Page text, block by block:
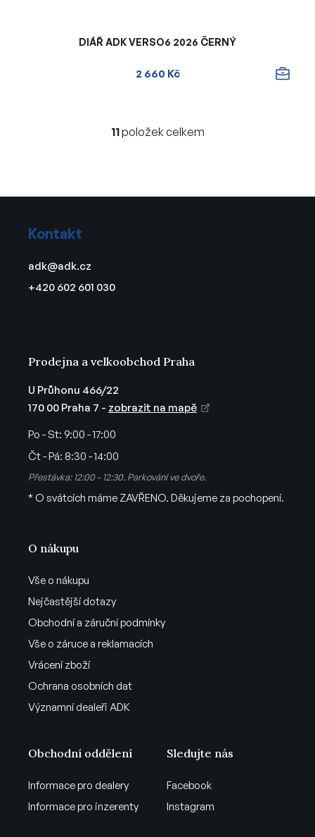
DIÁŘ ADK VERSO6 2026 ČERNÝ
2 660 Kč
O
d
ý
p
s
u
11položek celkem
Kontakt
adk@adk.cz
+420 602 601 030
O nákupu
Vše o nákupu
Nejčastější dotazy
Obchodní a záruční podmínky
Vše o záruce a reklamacích
Vrácení zboží
Ochrana osobních dat
Významní dealeři ADK
Prodejna a velkoobchod Praha
U Průhonu 466/22
170 00 Praha 7 - zobrazit na mapě
Po - St: 9:00 - 17:00
Čt - Pá: 8:30 - 14:00
Přestávka: 12:00 - 12:30. Parkování ve dvoře.
* O svátcích máme ZAVŘENO. Děkujeme za pochopení.
Obchodní oddělení
Informace pro dealery
Informace pro inzerenty
Sledujte nás
Facebook
Instagram